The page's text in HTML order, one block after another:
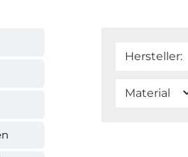
Hersteller:
Material